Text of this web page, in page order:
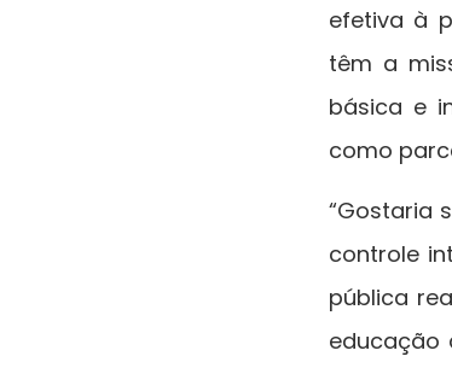
efetiva à
têm a
básica e
como
“Gostaria
controle
pública
educação